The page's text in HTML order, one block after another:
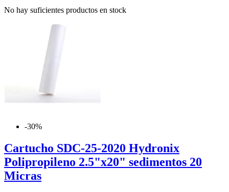
No hay suficientes productos en stock
-30%
Cartucho SDC-25-2020 Hydronix
Polipropileno 2.5"x20" sedimentos 20
Micras